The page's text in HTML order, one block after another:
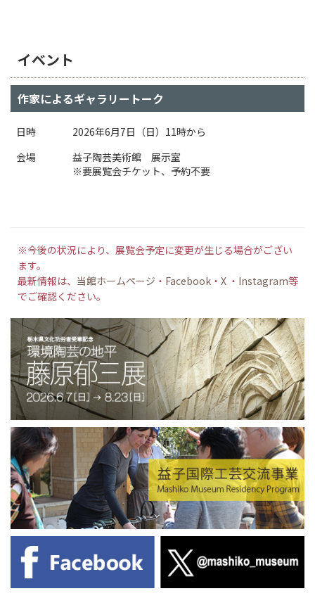
イベント
作家によるギャラリートーク
日時
2026年6月7日（日）11時から
会場
益子陶芸美術館 展示室
※要展覧会チケット、予約不要
※今後の状況により、展覧会予定に変更が生じる場合がござい
ます。
最新情報は、 当館ホームページ ・ Facebook ・ X ・ Instagram等
でご確認ください。